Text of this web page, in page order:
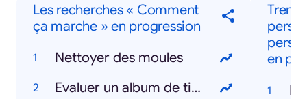
Les recherches « Comment
ça marche » en progression
Nettoyer des moules
Evaluer un album de tintin
en